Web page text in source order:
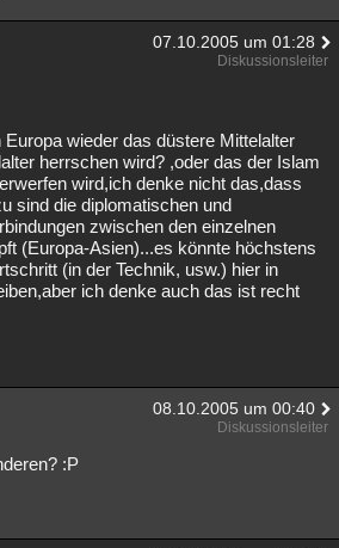
07.10.2005 um 01:28
Diskussionsleiter
wieder das düstere Mittelalter
herrschen wird? ,oder das der Islam
wird,ich denke nicht das,dass
sind die diplomatischen und
zwischen den einzelnen
(Europa-Asien)...es könnte höchstens
(in der Technik, usw.) hier in
ich denke auch das ist recht
08.10.2005 um 00:40
Diskussionsleiter
:P